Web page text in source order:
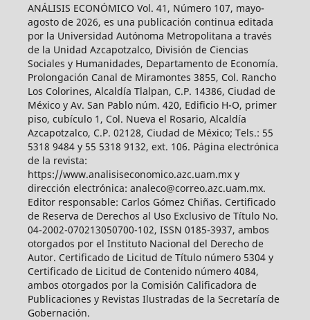
ANÁLISIS ECONÓMICO Vol. 41, Número 107, mayo-
agosto de 2026, es una publicación continua editada
por la Universidad Autónoma Metropolitana a través
de la Unidad Azcapotzalco, División de Ciencias
Sociales y Humanidades, Departamento de Economía.
Prolongación Canal de Miramontes 3855, Col. Rancho
Los Colorines, Alcaldía Tlalpan, C.P. 14386, Ciudad de
México y Av. San Pablo núm. 420, Edificio H-O, primer
piso, cubículo 1, Col. Nueva el Rosario, Alcaldía
Azcapotzalco, C.P. 02128, Ciudad de México; Tels.: 55
5318 9484 y 55 5318 9132, ext. 106. Página electrónica
de la revista:
https://www.analisiseconomico.azc.uam.mx y
dirección electrónica: analeco@correo.azc.uam.mx.
Editor responsable: Carlos Gómez Chiñas. Certificado
de Reserva de Derechos al Uso Exclusivo de Título No.
04-2002-070213050700-102, ISSN 0185-3937, ambos
otorgados por el Instituto Nacional del Derecho de
Autor. Certificado de Licitud de Título número 5304 y
Certificado de Licitud de Contenido número 4084,
ambos otorgados por la Comisión Calificadora de
Publicaciones y Revistas Ilustradas de la Secretaría de
Gobernación.